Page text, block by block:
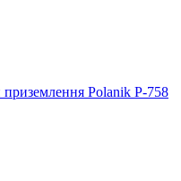
Polanik P-758